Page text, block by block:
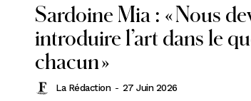
Sardoine Mia : « Nous
introduire l’art dans le
chacun »
La Rédaction - 27 Juin 2026